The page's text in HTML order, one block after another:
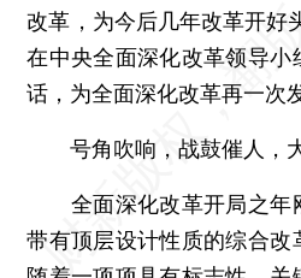
改革，为今后几年改革开
在中央全面深化改革领导
话，为全面深化改革再一次
号角吹响，战鼓催人，大
全面深化改革开局之年
带有顶层设计性质的综合改